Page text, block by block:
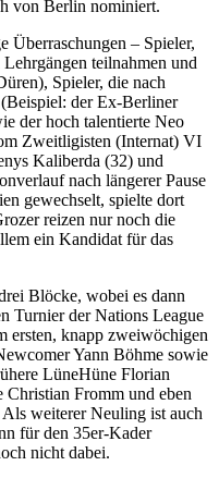
von Berlin nominiert.
Überraschungen – Spieler,
teilnahmen und
Spieler, die nach
der Ex-Berliner
der hoch talentierte Neo
Zweitligisten (Internat) VI
Kaliberda (32) und
nach längerer Pause
gewechselt, spielte dort
reizen nur noch die
ein Kandidat für das
Blöcke, wobei es dann
Turnier der Nations League
ersten, knapp zweiwöchigen
Yann Böhme sowie
LüneHüne Florian
Fromm und eben
weiterer Neuling ist auch
für den 35er-Kader
nicht dabei.